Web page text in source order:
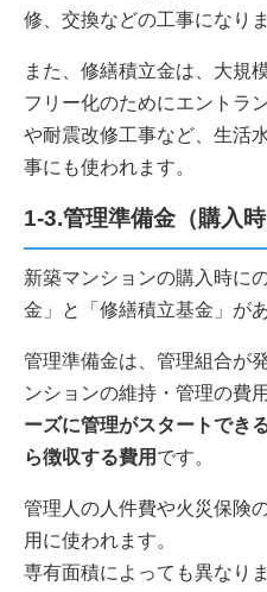
修、交換などの工事になりま
また、修繕積立金は、大規
フリー化のためにエントラ
や耐震改修工事など、生活
事にも使われます。
1-3.管理準備金（購入
新築マンションの購入時に
金」と「修繕積立基金」が
管理準備金は、管理組合が
ンションの維持・管理の費
ーズに管理がスタートでき
ら徴収する費用 です。
管理人の人件費や火災保険
用に使われます。
専有面積によっても異なり